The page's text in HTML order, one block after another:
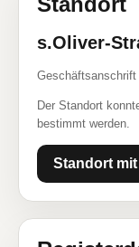
s.Oliver-
Der Standort
bestimmt werden.
Standort